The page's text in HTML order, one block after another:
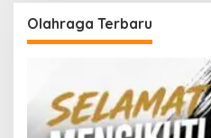
Olahraga Terbaru